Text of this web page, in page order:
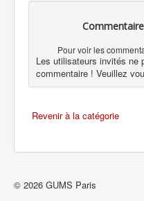
Pour voir les
Les utilisateurs invités ne
commentaire ! Veuillez
Revenir à la catégorie
© 2026 GUMS Paris